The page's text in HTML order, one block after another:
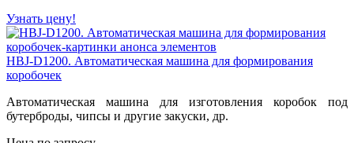
Узнать цену!
HBJ-D1200. Автоматическая машина для формирования
коробочек
Автоматическая машина для изготовления коробок под
бутерброды, чипсы и другие закуски, др.